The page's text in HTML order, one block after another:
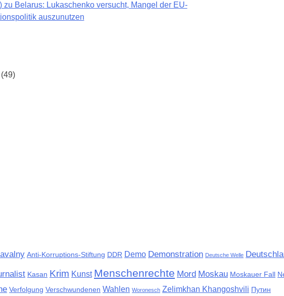
Belarus: Lukaschenko versucht, Mangel der EU-
auszunutzen
Anti-Korruptions-Stiftung DDR Demo Demonstration Deutsche Welle
Kasan Krim Kunst Menschenrechte Mord Moskau Moskauer Fall
Verfolgung Verschwundenen Wahlen Woronesch Zelimkhan Khangoshvili Путин